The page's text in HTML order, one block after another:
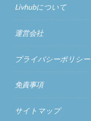
Livhubについて
運営会社
プライバシーポリシー
免責事項
サイトマップ